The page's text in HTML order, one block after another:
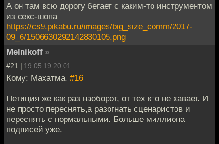
А он там всю дорогу бегает с каким-то инструментом
из секс-шопа
https://cs9.pikabu.ru/images/big_size_comm/2017-
09_6/1506630292142830105.png
Melnikoff »
#21 | 19.05.19 20:01
Кому: Махатма, #16
Петиция же как раз наоборот, от тех кто не хавает. И
не просто переснять,а разогнать сценаристов и
переснять с нормальными. Больше миллиона
подписей уже.